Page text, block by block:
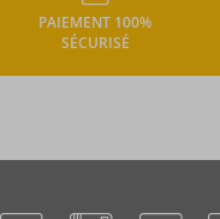
PAIEMENT 100%
SÉCURISÉ